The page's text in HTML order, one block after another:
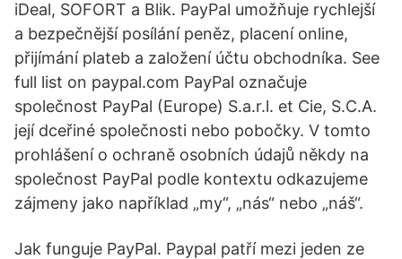
iDeal, SOFORT a Blik. PayPal umožňuje rychlejší
a bezpečnější posílání peněz, placení online,
přijímání plateb a založení účtu obchodníka. See
full list on paypal.com PayPal označuje
společnost PayPal (Europe) S.a.r.l. et Cie, S.C.A.
její dceřiné společnosti nebo pobočky. V tomto
prohlášení o ochraně osobních údajů někdy na
společnost PayPal podle kontextu odkazujeme
zájmeny jako například „my“, „nás“ nebo „náš“.
Jak funguje PayPal. Paypal patří mezi jeden ze